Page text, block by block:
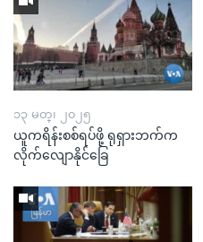
၁၃ မတ္၊ ၂၀၂၅
ယူကရိန်းစစ်ရပ်ဖို့ ရုရှားဘက်က
လိုက်လျောနိုင်ခြေ